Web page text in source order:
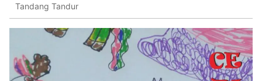
Tandang Tandur